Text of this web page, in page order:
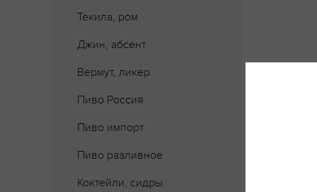
Текила, ром
Джин, абсент
Вермут, ликер
Пиво Россия
Пиво импорт
Пиво разливное
Коктейли, сидры